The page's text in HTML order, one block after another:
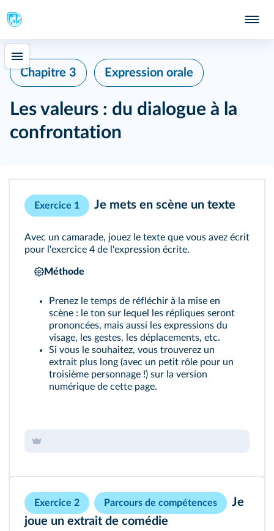
Chapitre 3 Expression orale
Les valeurs : du dialogue à la
confrontation
Exercice 1 Je mets en scène un texte
Avec un camarade, jouez le texte que vous avez écrit
pour l'exercice 4 de l'expression écrite.
Méthode
Prenez le temps de réfléchir à la mise en
scène : le ton sur lequel les répliques seront
prononcées, mais aussi les expressions du
visage, les gestes, les déplacements, etc.
Si vous le souhaitez, vous trouverez un
extrait plus long (avec un petit rôle pour un
troisième personnage !) sur la version
numérique de cette page.
Exercice 2 Parcours de compétences
Je
joue un extrait de comédie